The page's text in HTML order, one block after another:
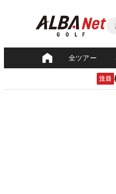
全ツアー
注目